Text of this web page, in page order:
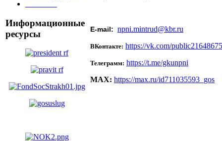
Информационные
ресурсы
Е-mail: npni.mintrud@kbr.ru
ВКонтакте: https://vk.com/
Телеграмм: https://t.me/gkunpni
MAX: https://max.ru/id711035593_gos